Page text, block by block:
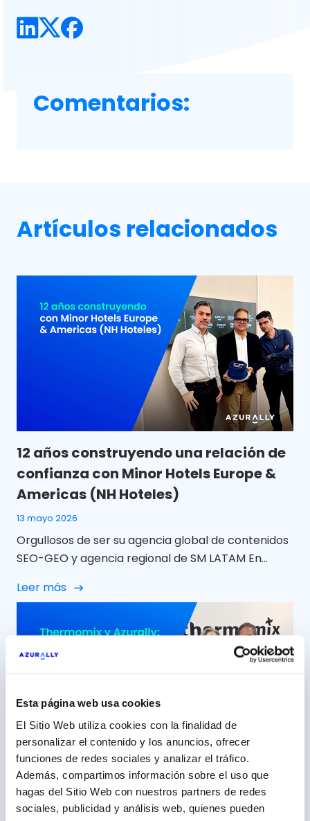
Esta página web usa cookies
El Sitio Web utiliza cookies con la finalidad de
personalizar el contenido y los anuncios, ofrecer
funciones de redes sociales y analizar el tráfico.
Además, compartimos información sobre el uso que
hagas del Sitio Web con nuestros partners de redes
sociales, publicidad y análisis web, quienes pueden
Comentarios:
Artículos relacionados
12 años construyendo una relación de
confianza con Minor Hotels Europe &
Americas (NH Hoteles)
13 mayo 2026
Orgullosos de ser su agencia global de contenidos
SEO-GEO y agencia regional de SM LATAM En
Minor Hotels Europe & Americas (NH Hoteles) una
relación que, con el paso del tiempo, ha ido mucho
más allá de un proyecto puntual para convertirse
Leer más
15 años construyendo junto a
Thermomix, una marca ‘aliada’